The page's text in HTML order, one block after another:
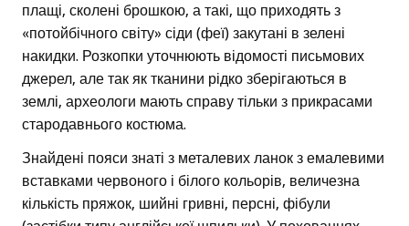
плащі, сколені брошкою, а такі, що приходять з
«потойбічного світу» сіди (феї) закутані в зелені
накидки. Розкопки уточнюють відомості письмових
джерел, але так як тканини рідко зберігаються в
землі, археологи мають справу тільки з прикрасами
стародавнього костюма.
Знайдені пояси знаті з металевих ланок з емалевими
вставками червоного і білого кольорів, величезна
кількість пряжок, шийні гривні, персні, фібули